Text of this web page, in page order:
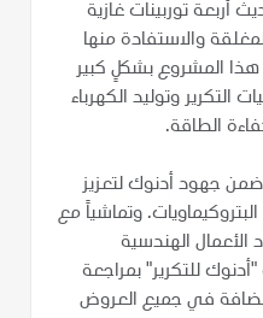
أربعة توربينات غازية
والاستفادة منها
المشروع بشكلٍ كبير
التكرير وتوليد الكهرباء
الطاقة.
جهود أدنوك لتعزيز
وتماشياً مع
الأعمال الهندسية
للتكرير" بمراجعة
في جميع العروض